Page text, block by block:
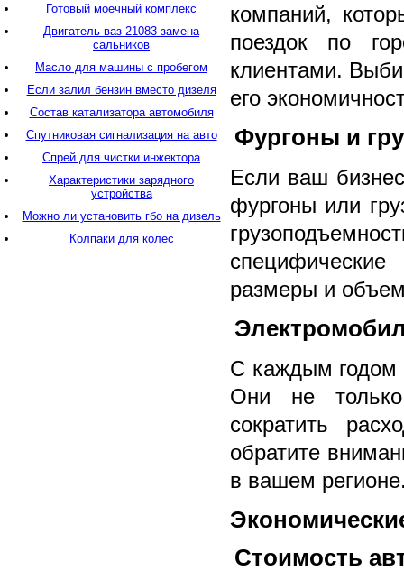
компаний,
поездок по
клиентами.
его
Фургоны и
Если ваш
фургоны или
размеры и
С каждым годом
Они не
сократить
обратите
в вашем
Стоимость
Готовый моечный комплекс
Двигатель ваз 21083 замена
сальников
Масло для машины с пробегом
Если залил бензин вместо дизеля
Состав катализатора автомобиля
Спутниковая сигнализация на авто
Спрей для чистки инжектора
Характеристики зарядного
устройства
Можно ли установить гбо на дизель
Колпаки для колес